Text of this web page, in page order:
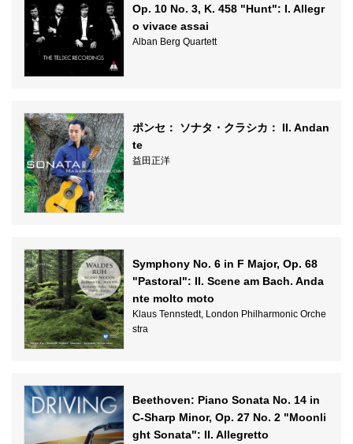
Op. 10 No. 3, K. 458 "Hunt": I. Allegr
o vivace assai
Alban Berg Quartett
ポンセ： ソナタ・クラシカ： II. Andan
te
益田正洋
Symphony No. 6 in F Major, Op. 68
"Pastoral": II. Scene am Bach. Anda
nte molto moto
Klaus Tennstedt, London Philharmonic Orche
stra
Beethoven: Piano Sonata No. 14 in
C-Sharp Minor, Op. 27 No. 2 "Moonli
ght Sonata": II. Allegretto